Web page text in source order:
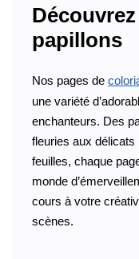
papillons
Nos pages de
une variété
enchanteurs. Des
fleuries aux
feuilles, chaque
monde
cours à votre
scènes.